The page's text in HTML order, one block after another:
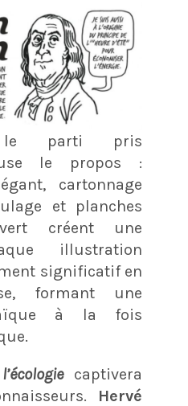
le parti pris
le propos :
cartonnage
et planches
créent une
illustration
significatif en
formant une
à la fois
captivera
Hervé